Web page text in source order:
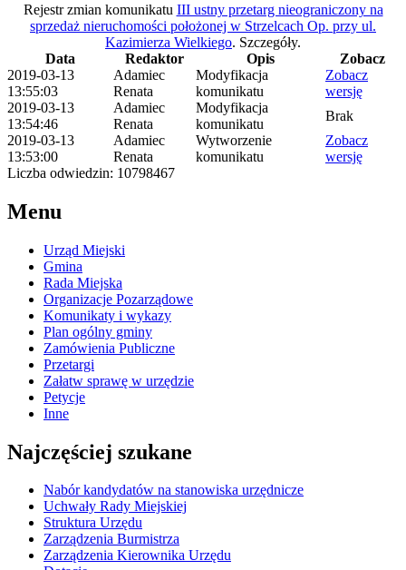
Rejestr zmian komunikatu III ustny przetarg nieograniczony na
sprzedaż nieruchomości położonej w Strzelcach Op. przy ul.
Kazimierza Wielkiego. Szczegóły.
Data
Redaktor Opis
Zobacz
2019-03-13
13:55:03
Adamiec
Renata
Modyfikacja
komunikatu
Zobacz
wersję
2019-03-13
13:54:46
Adamiec
Renata
Modyfikacja
komunikatu
Brak
2019-03-13
13:53:00
Adamiec
Renata
Wytworzenie
komunikatu
Zobacz
wersję
Liczba odwiedzin: 10798467
Menu
Urząd Miejski
Gmina
Rada Miejska
Organizacje Pozarządowe
Komunikaty i wykazy
Plan ogólny gminy
Zamówienia Publiczne
Przetargi
Załatw sprawę w urzędzie
Petycje
Inne
Najczęściej szukane
Nabór kandydatów na stanowiska urzędnicze
Uchwały Rady Miejskiej
Struktura Urzędu
Zarządzenia Burmistrza
Zarządzenia Kierownika Urzędu